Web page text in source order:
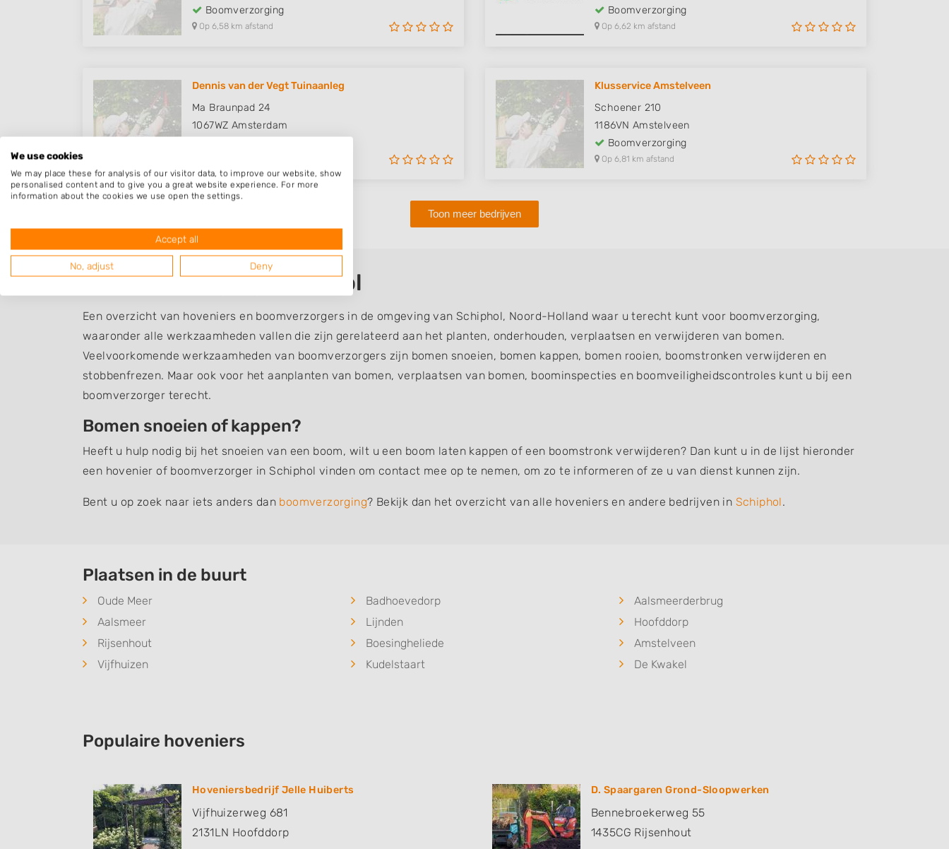
Boomverzorging
Op 6,58 km afstand
Boomverzorging
Op 6,62 km afstand
Dennis van der Vegt Tuinaanleg
Ma Braunpad 24
1067WZ Amsterdam
Klusservice Amstelveen
Schoener 210
1186VN Amstelveen
Boomverzorging
Op 6,81 km afstand
Toon meer bedrijven
Boomverzorging Schiphol
Een overzicht van hoveniers en boomverzorgers in de omgeving van Schiphol, Noord-Holland waar u terecht kunt voor boomverzorging,
waaronder alle werkzaamheden vallen die zijn gerelateerd aan het planten, onderhouden, verplaatsen en verwijderen van bomen.
Veelvoorkomende werkzaamheden van boomverzorgers zijn bomen snoeien, bomen kappen, bomen rooien, boomstronken verwijderen en
stobbenfrezen. Maar ook voor het aanplanten van bomen, verplaatsen van bomen, boominspecties en boomveiligheidscontroles kunt u bij een
boomverzorger terecht.
Bomen snoeien of kappen?
Heeft u hulp nodig bij het snoeien van een boom, wilt u een boom laten kappen of een boomstronk verwijderen? Dan kunt u in de lijst hieronder
een hovenier of boomverzorger in Schiphol vinden om contact mee op te nemen, om zo te informeren of ze u van dienst kunnen zijn.
Bent u op zoek naar iets anders dan boomverzorging? Bekijk dan het overzicht van alle hoveniers en andere bedrijven in Schiphol.
Plaatsen in de buurt
Oude Meer Badhoevedorp
Aalsmeerderbrug
Aalsmeer
Lijnden
Hoofddorp
Rijsenhout
Boesingheliede
Amstelveen
Vijfhuizen
Kudelstaart De Kwakel
Populaire hoveniers
Hoveniersbedrijf Jelle Huiberts
Vijfhuizerweg 681
2131LN Hoofddorp
D. Spaargaren Grond-Sloopwerken
Bennebroekerweg 55
1435CG Rijsenhout
We use cookies
We may place these for analysis of our visitor data, to improve our website, show
personalised content and to give you a great website experience. For more
information about the cookies we use open the settings.
Accept all
No, adjust Deny